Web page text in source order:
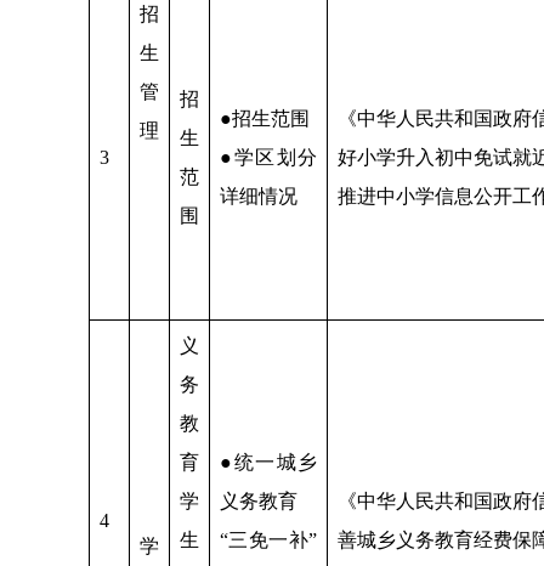
招
生
管
理
3
招
生
范
围
●招生范围
●学区划分
详细情况
《中华人民共和国政
好小学升入初中免试就
推进中小学信息公开工
4
学
义
务
教
育
学
生
●统一城乡
义务教育
“三免一补”
《中华人民共和国政
善城乡义务教育经费保